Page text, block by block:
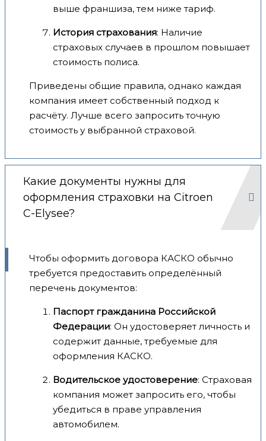
выше франшиза, тем ниже тариф.
История страхования: Наличие
страховых случаев в прошлом повышает
стоимость полиса.
Приведены общие правила, однако каждая
компания имеет собственный подход к
расчёту. Лучше всего запросить точную
стоимость у выбранной страховой.
Какие документы нужны для
оформления страховки на Citroen
C-Elysee?
Чтобы оформить договора КАСКО обычно
требуется предоставить определённый
перечень документов:
Паспорт гражданина Российской
Федерации: Он удостоверяет личность и
содержит данные, требуемые для
оформления КАСКО.
Водительское удостоверение: Страховая
компания может запросить его, чтобы
убедиться в праве управления
автомобилем.